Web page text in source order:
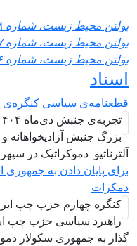
محیط زیست، شماره ۷۸
محیط زیست، شماره ۷۷
محیط زیست، شماره ۷۶
سیاسی کنگره‌ی
تجربه‌ی
جنبش آزادیخواهانه و
دموکراتیک در سپهر
دادن به جمهوری
چهارم حزب چپ ایران
سياسی حزب چپ ایران با
جمهوری سکولار دموکرات